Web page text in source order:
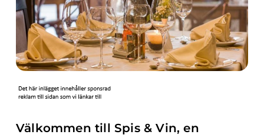
Välkommen till Spis & Vin, en